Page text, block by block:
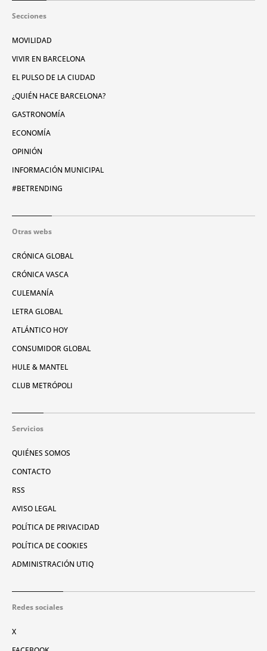
Secciones
MOVILIDAD
VIVIR EN BARCELONA
EL PULSO DE LA CIUDAD
¿QUIÉN HACE BARCELONA?
GASTRONOMÍA
ECONOMÍA
OPINIÓN
INFORMACIÓN MUNICIPAL
#BETRENDING
Otras webs
CRÓNICA GLOBAL
CRÓNICA VASCA
CULEMANÍA
LETRA GLOBAL
ATLÁNTICO HOY
CONSUMIDOR GLOBAL
HULE & MANTEL
CLUB METRÓPOLI
Servicios
QUIÉNES SOMOS
CONTACTO
RSS
AVISO LEGAL
POLÍTICA DE PRIVACIDAD
POLÍTICA DE COOKIES
ADMINISTRACIÓN UTIQ
Redes sociales
X